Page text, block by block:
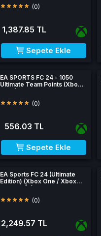
(0)
1,387.85 TL
Sepete Ekle
EA SPORTS FC 24 - 1050
Ultimate Team Points (Xbox
One / Xbox Series)
(0)
556.03 TL
Sepete Ekle
EA Sports FC 24 (Ultimate
Edition) (Xbox One / Xbox
Series X|S)
(0)
2,249.57 TL